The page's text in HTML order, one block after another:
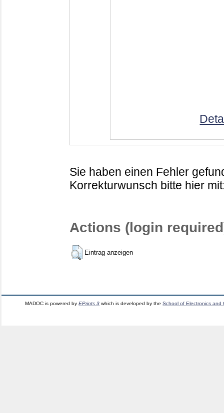
Sie haben einen Fehler
Korrekturwunsch bitte hier
Actions (login
Eintrag anzeigen
MADOC is powered byEPrints 3 which is developed by theSchool of Electronics and